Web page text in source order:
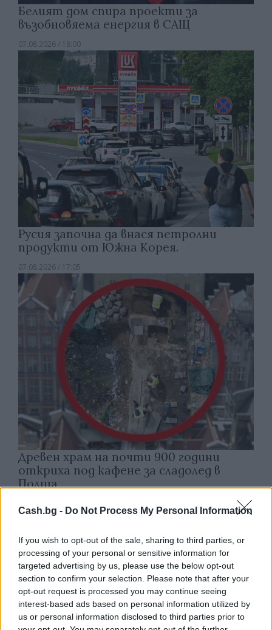
Cash.bg - Do Not Process My Personal Information
If you wish to opt-out of the sale, sharing to third parties, or
processing of your personal or sensitive information for
targeted advertising by us, please use the below opt-out
section to confirm your selection. Please note that after your
opt-out request is processed you may continue seeing
interest-based ads based on personal information utilized by
us or personal information disclosed to third parties prior to
Белият дом спира проекти за
възобновяема енергия в САЩ
07.08.2026 / 18:00
Русия започна да внася петролни
продукти от Южна Корея.
07.08.2026 / 17:05
Древен храм на почти 900 години
откриха под кафене за сладолед в
Полша